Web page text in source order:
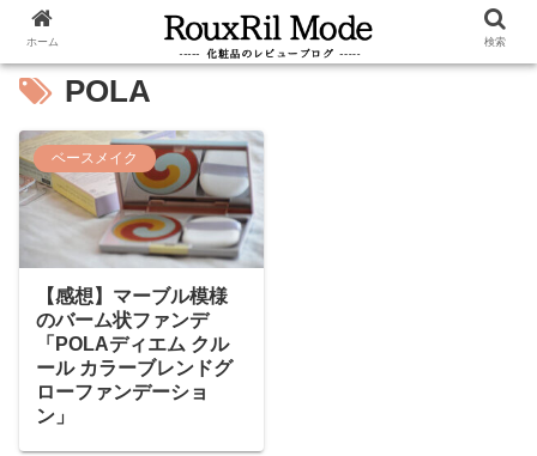
POLA
ベースメイク
【感想】マーブル模様
のバーム状ファンデ
「POLAディエム クル
ール カラーブレンドグ
ローファンデーショ
ン」
ホーム 検索